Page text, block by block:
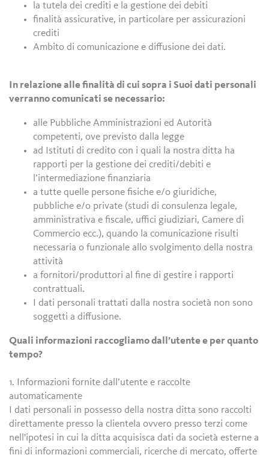
la tutela dei crediti e la gestione dei debiti
finalità assicurative, in particolare per assicurazioni
crediti
Ambito di comunicazione e diffusione dei dati.
In relazione alle finalità di cui sopra i Suoi dati personali
verranno comunicati se necessario:
alle Pubbliche Amministrazioni ed Autorità
competenti, ove previsto dalla legge
ad Istituti di credito con i quali la nostra ditta ha
rapporti per la gestione dei crediti/debiti e
l’intermediazione finanziaria
a tutte quelle persone fisiche e/o giuridiche,
pubbliche e/o private (studi di consulenza legale,
amministrativa e fiscale, uffici giudiziari, Camere di
Commercio ecc.), quando la comunicazione risulti
necessaria o funzionale allo svolgimento della nostra
attività
a fornitori/produttori al fine di gestire i rapporti
contrattuali.
I dati personali trattati dalla nostra società non sono
soggetti a diffusione.
Quali informazioni raccogliamo dall’utente e per quanto
tempo?
1. Informazioni fornite dall’utente e raccolte
automaticamente
I dati personali in possesso della nostra ditta sono raccolti
direttamente presso la clientela ovvero presso terzi come
nell'ipotesi in cui la ditta acquisisca dati da società esterne a
fini di informazioni commerciali, ricerche di mercato, offerte